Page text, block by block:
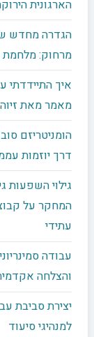
הארגונית
הגדרה מחדש
מרחוק: מלחמת איראן
איך התיידדתי
מאמר מאת
הומניטריזם
דרך יוזמות
גילוי השפעות
המחקר על
עתידי
עבודה
והצלחה
יצירת סביבת
למנהיגי סיעוד